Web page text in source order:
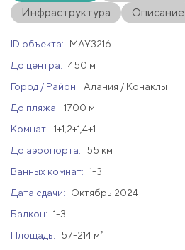
Инфраструктура
Описание
ID объекта:
MAY3216
До центра: 450 м
Город / Район:
Алания / Конаклы
До пляжа: 1700 м
Комнат: 1+1,2+1,4+1
До аэропорта:
55 км
Ванных комнат: 1-3
Дата сдачи:
Октябрь 2024
Балкон: 1-3
Площадь:
57-214 м²